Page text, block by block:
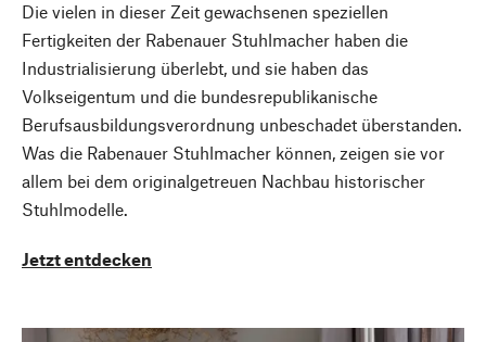
Die vielen in dieser Zeit gewachsenen speziellen
Fertigkeiten der Rabenauer Stuhlmacher haben die
Industrialisierung überlebt, und sie haben das
Volkseigentum und die bundesrepublikanische
Berufsausbildungsverordnung unbeschadet überstanden.
Was die Rabenauer Stuhlmacher können, zeigen sie vor
allem bei dem originalgetreuen Nachbau historischer
Stuhlmodelle.
Jetzt entdecken